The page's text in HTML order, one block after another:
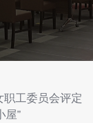
职工委员会评定
屋”